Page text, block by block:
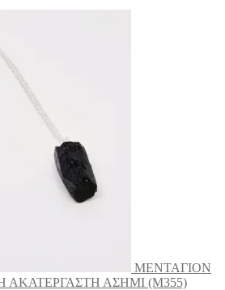
ΜΕΝΤΑΓΙΟΝ
ΑΣΗΜΙ (M355)